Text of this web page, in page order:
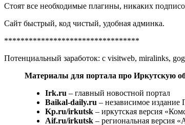
Стоят все необходимые плагины, никаких
Сайт быстрый, код чистый, удобная админка.
*********************************
Потенциальный заработок: с visitweb, miralinks,
Материалы для портала про Иркутскую
Irk.ru – главный новостной портал
Baikal-daily.ru – независимое издание
Kp.ru/irkutsk – иркутская версия
Aif.ru/irkutsk – региональная версия